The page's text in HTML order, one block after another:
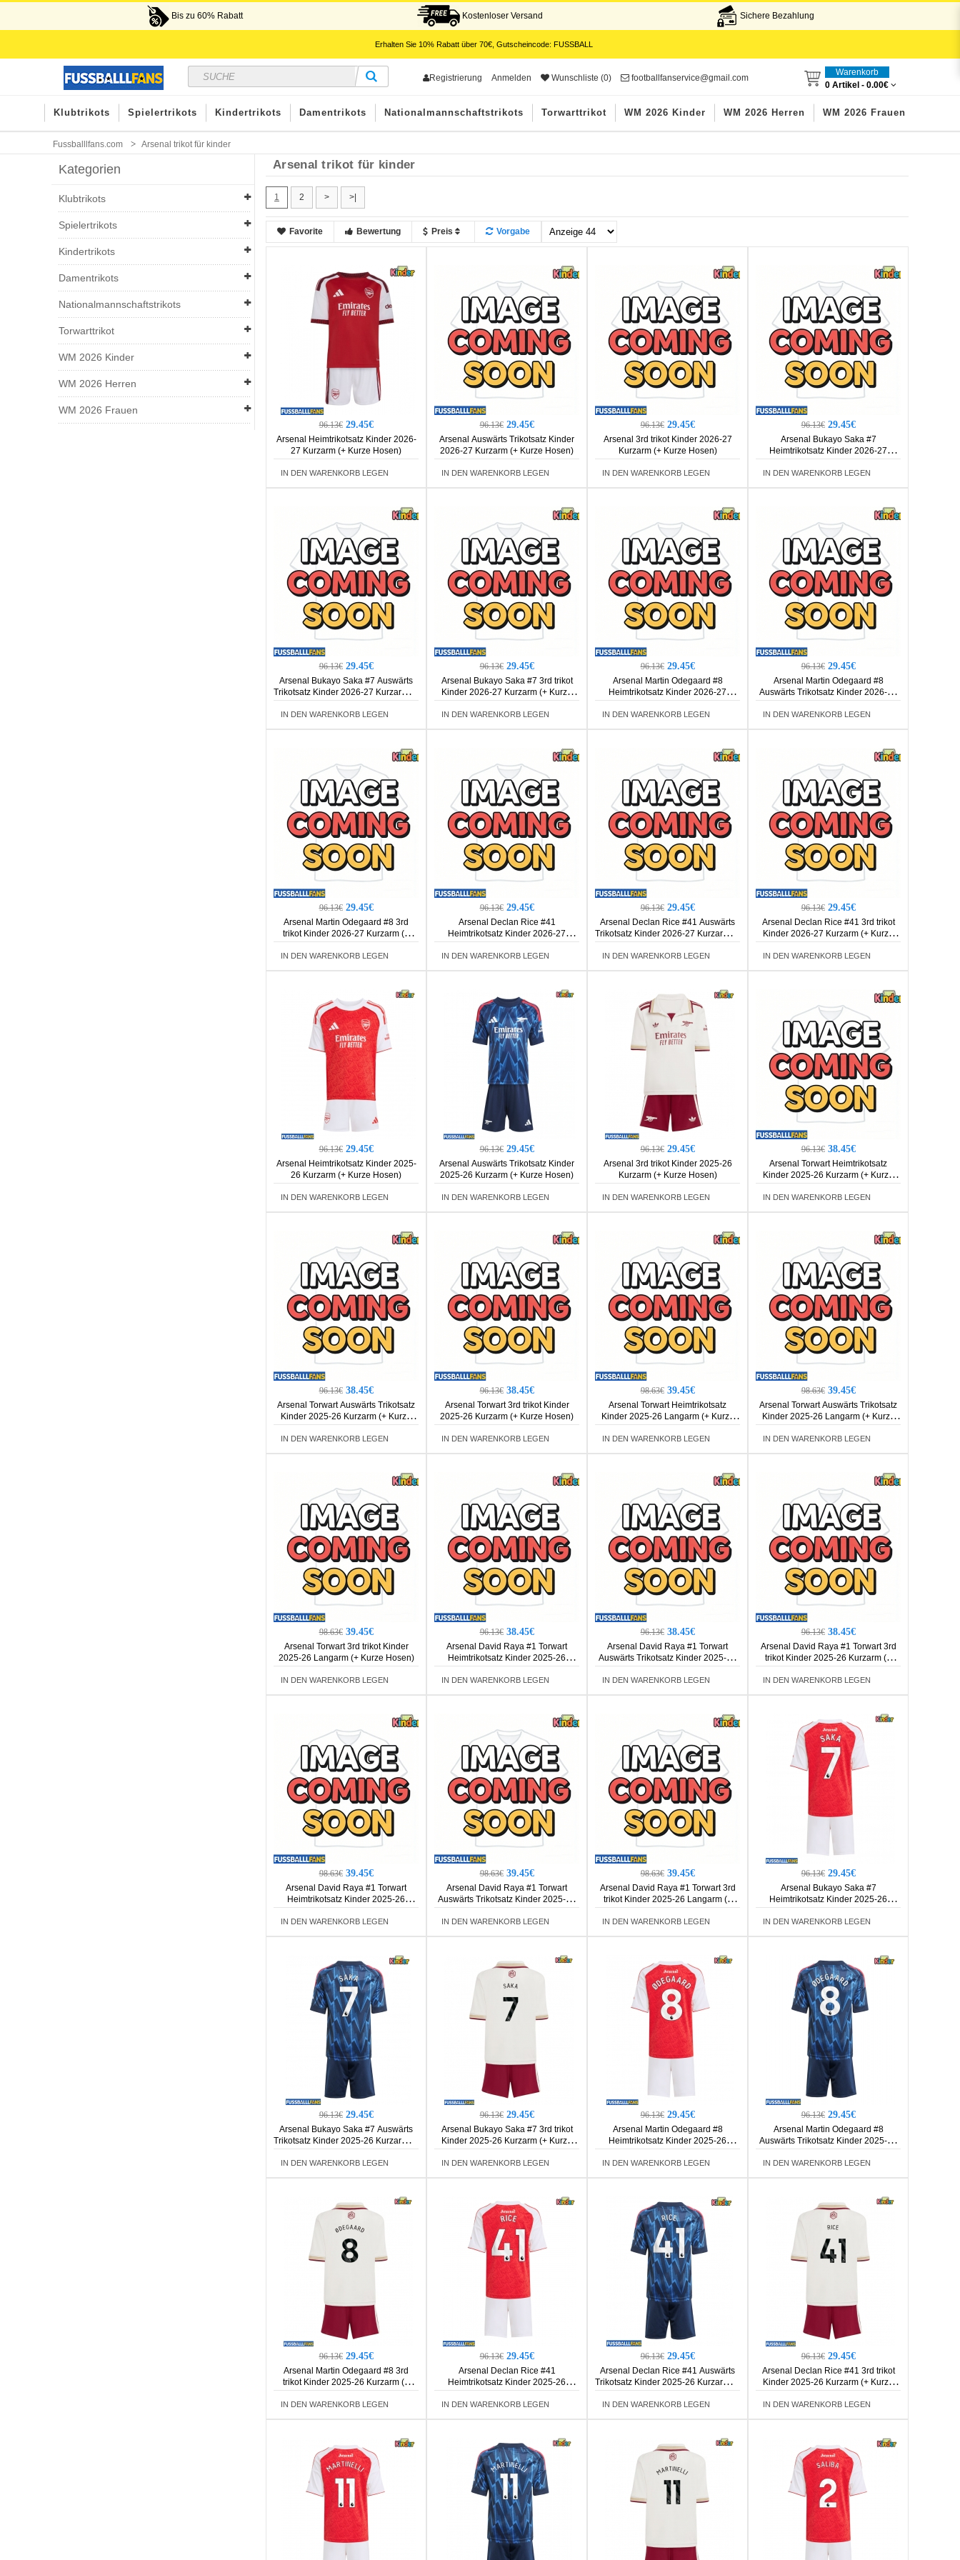
Bis zu 60% Rabatt Kostenloser Versand Sichere Bezahlung
Erhalten Sie 10%Rabatt über 70€, Gutscheincode: FUSSBALL
Registrierung Anmelden Wunschliste (0) footballfanservice@gmail.com
Warenkorb
0 Artikel - 0.00€
Klubtrikots Spielertrikots Kindertrikots Damentrikots Nationalmannschaftstrikots Torwarttrikot WM 2026 Kinder WM 2026 Herren WM 2026 Frauen
Fussballlfans.com Arsenal trikot für kinder
Kategorien
Klubtrikots
Spielertrikots
Kindertrikots
Damentrikots
Nationalmannschaftstrikots
Torwarttrikot
WM 2026 Kinder
WM 2026 Herren
WM 2026 Frauen
Arsenal trikot für kinder
1 2 > >|
Favorite Bewertung Preis Vorgabe
96.13€ 29.45€
Arsenal Heimtrikotsatz Kinder 2026-
27 Kurzarm (+ Kurze Hosen)
IN DEN WARENKORB LEGEN
96.13€ 29.45€
Arsenal Auswärts Trikotsatz Kinder
2026-27 Kurzarm (+ Kurze Hosen)
IN DEN WARENKORB LEGEN
96.13€ 29.45€
Arsenal 3rd trikot Kinder 2026-27
Kurzarm (+ Kurze Hosen)
IN DEN WARENKORB LEGEN
96.13€ 29.45€
Arsenal Bukayo Saka #7
Heimtrikotsatz Kinder 2026-27
Kurzarm (+ Kurze Hosen)
IN DEN WARENKORB LEGEN
96.13€ 29.45€
Arsenal Bukayo Saka #7 Auswärts
Trikotsatz Kinder 2026-27 Kurzarm (+
Kurze Hosen)
IN DEN WARENKORB LEGEN
96.13€ 29.45€
Arsenal Bukayo Saka #7 3rd trikot
Kinder 2026-27 Kurzarm (+ Kurze
Hosen)
IN DEN WARENKORB LEGEN
96.13€ 29.45€
Arsenal Martin Odegaard #8
Heimtrikotsatz Kinder 2026-27
Kurzarm (+ Kurze Hosen)
IN DEN WARENKORB LEGEN
96.13€ 29.45€
Arsenal Martin Odegaard #8
Auswärts Trikotsatz Kinder 2026-27
Kurzarm (+ Kurze Hosen)
IN DEN WARENKORB LEGEN
96.13€ 29.45€
Arsenal Martin Odegaard #8 3rd
trikot Kinder 2026-27 Kurzarm (+
Kurze Hosen)
IN DEN WARENKORB LEGEN
96.13€ 29.45€
Arsenal Declan Rice #41
Heimtrikotsatz Kinder 2026-27
Kurzarm (+ Kurze Hosen)
IN DEN WARENKORB LEGEN
96.13€ 29.45€
Arsenal Declan Rice #41 Auswärts
Trikotsatz Kinder 2026-27 Kurzarm (+
Kurze Hosen)
IN DEN WARENKORB LEGEN
96.13€ 29.45€
Arsenal Declan Rice #41 3rd trikot
Kinder 2026-27 Kurzarm (+ Kurze
Hosen)
IN DEN WARENKORB LEGEN
96.13€ 29.45€
Arsenal Heimtrikotsatz Kinder 2025-
26 Kurzarm (+ Kurze Hosen)
IN DEN WARENKORB LEGEN
96.13€ 29.45€
Arsenal Auswärts Trikotsatz Kinder
2025-26 Kurzarm (+ Kurze Hosen)
IN DEN WARENKORB LEGEN
96.13€ 29.45€
Arsenal 3rd trikot Kinder 2025-26
Kurzarm (+ Kurze Hosen)
IN DEN WARENKORB LEGEN
96.13€ 38.45€
Arsenal Torwart Heimtrikotsatz
Kinder 2025-26 Kurzarm (+ Kurze
Hosen)
IN DEN WARENKORB LEGEN
96.13€ 38.45€
Arsenal Torwart Auswärts Trikotsatz
Kinder 2025-26 Kurzarm (+ Kurze
Hosen)
IN DEN WARENKORB LEGEN
96.13€ 38.45€
Arsenal Torwart 3rd trikot Kinder
2025-26 Kurzarm (+ Kurze Hosen)
IN DEN WARENKORB LEGEN
98.63€ 39.45€
Arsenal Torwart Heimtrikotsatz
Kinder 2025-26 Langarm (+ Kurze
Hosen)
IN DEN WARENKORB LEGEN
98.63€ 39.45€
Arsenal Torwart Auswärts Trikotsatz
Kinder 2025-26 Langarm (+ Kurze
Hosen)
IN DEN WARENKORB LEGEN
98.63€ 39.45€
Arsenal Torwart 3rd trikot Kinder
2025-26 Langarm (+ Kurze Hosen)
IN DEN WARENKORB LEGEN
96.13€ 38.45€
Arsenal David Raya #1 Torwart
Heimtrikotsatz Kinder 2025-26
Kurzarm (+ Kurze Hosen)
IN DEN WARENKORB LEGEN
96.13€ 38.45€
Arsenal David Raya #1 Torwart
Auswärts Trikotsatz Kinder 2025-26
Kurzarm (+ Kurze Hosen)
IN DEN WARENKORB LEGEN
96.13€ 38.45€
Arsenal David Raya #1 Torwart 3rd
trikot Kinder 2025-26 Kurzarm (+
Kurze Hosen)
IN DEN WARENKORB LEGEN
98.63€ 39.45€
Arsenal David Raya #1 Torwart
Heimtrikotsatz Kinder 2025-26
Langarm (+ Kurze Hosen)
IN DEN WARENKORB LEGEN
98.63€ 39.45€
Arsenal David Raya #1 Torwart
Auswärts Trikotsatz Kinder 2025-26
Langarm (+ Kurze Hosen)
IN DEN WARENKORB LEGEN
98.63€ 39.45€
Arsenal David Raya #1 Torwart 3rd
trikot Kinder 2025-26 Langarm (+
Kurze Hosen)
IN DEN WARENKORB LEGEN
96.13€ 29.45€
Arsenal Bukayo Saka #7
Heimtrikotsatz Kinder 2025-26
Kurzarm (+ Kurze Hosen)
IN DEN WARENKORB LEGEN
96.13€ 29.45€
Arsenal Bukayo Saka #7 Auswärts
Trikotsatz Kinder 2025-26 Kurzarm (+
Kurze Hosen)
IN DEN WARENKORB LEGEN
96.13€ 29.45€
Arsenal Bukayo Saka #7 3rd trikot
Kinder 2025-26 Kurzarm (+ Kurze
Hosen)
IN DEN WARENKORB LEGEN
96.13€ 29.45€
Arsenal Martin Odegaard #8
Heimtrikotsatz Kinder 2025-26
Kurzarm (+ Kurze Hosen)
IN DEN WARENKORB LEGEN
96.13€ 29.45€
Arsenal Martin Odegaard #8
Auswärts Trikotsatz Kinder 2025-26
Kurzarm (+ Kurze Hosen)
IN DEN WARENKORB LEGEN
96.13€ 29.45€
Arsenal Martin Odegaard #8 3rd
trikot Kinder 2025-26 Kurzarm (+
Kurze Hosen)
IN DEN WARENKORB LEGEN
96.13€ 29.45€
Arsenal Declan Rice #41
Heimtrikotsatz Kinder 2025-26
Kurzarm (+ Kurze Hosen)
IN DEN WARENKORB LEGEN
96.13€ 29.45€
Arsenal Declan Rice #41 Auswärts
Trikotsatz Kinder 2025-26 Kurzarm (+
Kurze Hosen)
IN DEN WARENKORB LEGEN
96.13€ 29.45€
Arsenal Declan Rice #41 3rd trikot
Kinder 2025-26 Kurzarm (+ Kurze
Hosen)
IN DEN WARENKORB LEGEN